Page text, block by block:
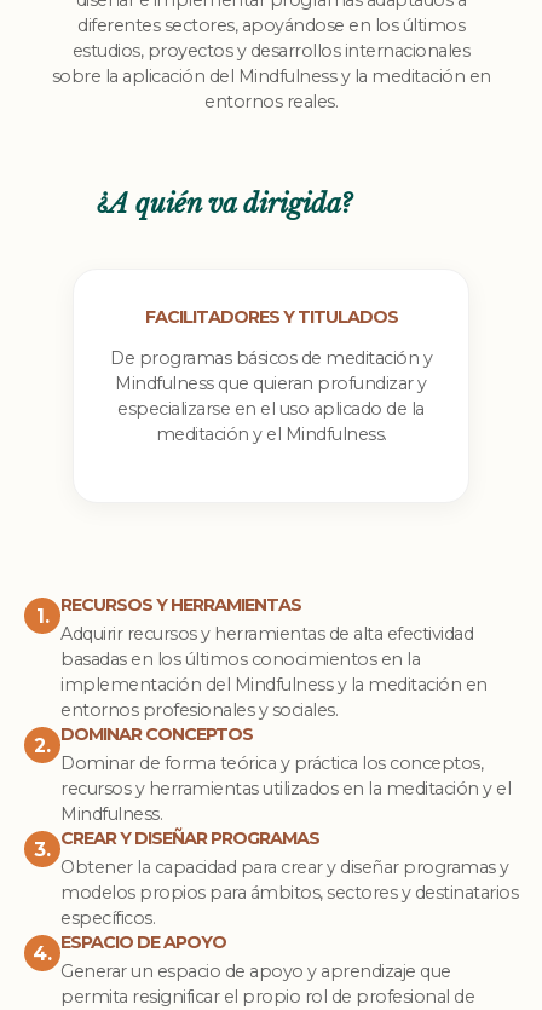
diferentes sectores, apoyándose en los últimos
estudios, proyectos y desarrollos internacionales
sobre la aplicación del Mindfulness y la meditación en
entornos reales.
¿A quién va dirigida?
FACILITADORES Y TITULADOS
De programas básicos de meditación y
Mindfulness que quieran profundizar y
especializarse en el uso aplicado de la
meditación y el Mindfulness.
1. RECURSOS Y HERRAMIENTAS
Adquirir recursos y herramientas de alta efectividad
basadas en los últimos conocimientos en la
implementación del Mindfulness y la meditación en
entornos profesionales y sociales.
2. DOMINAR CONCEPTOS
Dominar de forma teórica y práctica los conceptos,
recursos y herramientas utilizados en la meditación y el
Mindfulness.
3. CREAR Y DISEÑAR PROGRAMAS
Obtener la capacidad para crear y diseñar programas y
modelos propios para ámbitos, sectores y destinatarios
específicos.
4. ESPACIO DE APOYO
Generar un espacio de apoyo y aprendizaje que
permita resignificar el propio rol de profesional de